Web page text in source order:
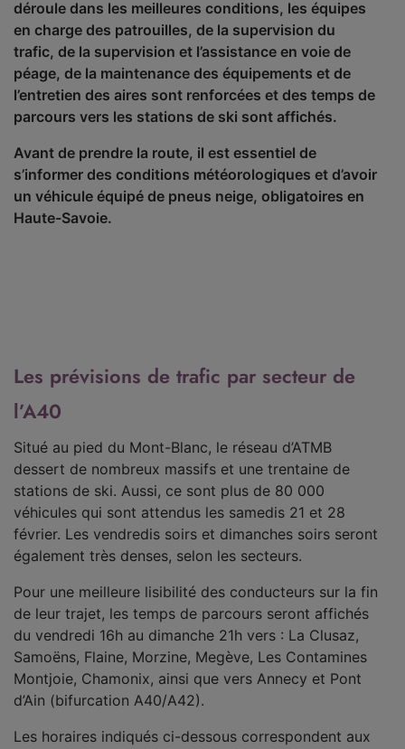
déroule dans les meilleures conditions, les équipes
en charge des patrouilles, de la supervision du
trafic, de la supervision et l’assistance en voie de
péage, de la maintenance des équipements et de
l’entretien des aires sont renforcées et des temps de
parcours vers les stations de ski sont affichés.
Avant de prendre la route, il est essentiel de
s’informer des conditions météorologiques et d’avoir
un véhicule équipé de pneus neige, obligatoires en
Haute-Savoie.
Les prévisions de trafic par secteur de
l’A40
Situé au pied du Mont-Blanc, le réseau d’ATMB
dessert de nombreux massifs et une trentaine de
stations de ski. Aussi, ce sont plus de 80 000
véhicules qui sont attendus les samedis 21 et 28
février. Les vendredis soirs et dimanches soirs seront
également très denses, selon les secteurs.
Pour une meilleure lisibilité des conducteurs sur la fin
de leur trajet, les temps de parcours seront affichés
du vendredi 16h au dimanche 21h vers : La Clusaz,
Samoëns, Flaine, Morzine, Megève, Les Contamines
Montjoie, Chamonix, ainsi que vers Annecy et Pont
d’Ain (bifurcation A40/A42).
Les horaires indiqués ci-dessous correspondent aux